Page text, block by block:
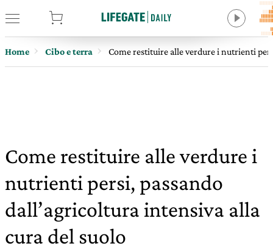
Home Cibo e terra Come restituire alle verdure i nutrienti
Come restituire alle verdure i
nutrienti persi, passando
dall’agricoltura intensiva alla
cura del suolo